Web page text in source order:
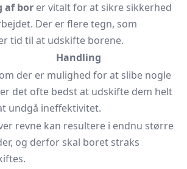
af bor er vitalt for at sikre sikkerhed
Der er flere tegn, som
tid til at udskifte borene.
Handling
der er mulighed for at slibe nogle
det ofte bedst at udskifte dem helt
undgå ineffektivitet.
revne kan resultere i endnu større
og derfor skal boret straks